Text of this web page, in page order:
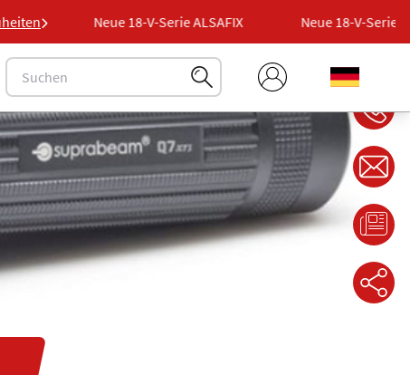
Neue 18-V-Serie ALSAFIX Neue 18-V-Serie